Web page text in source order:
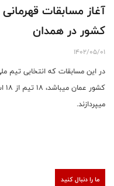
کشور در همدان
1402/05/01
میپردازند.
ما را دنبال کنید